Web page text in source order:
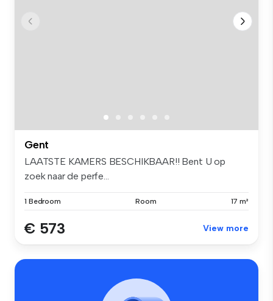
Gent
LAATSTE KAMERS BESCHIKBAAR!! Bent U op
zoek naar de perfe...
1 Bedroom Room 17 m²
€ 573 View more